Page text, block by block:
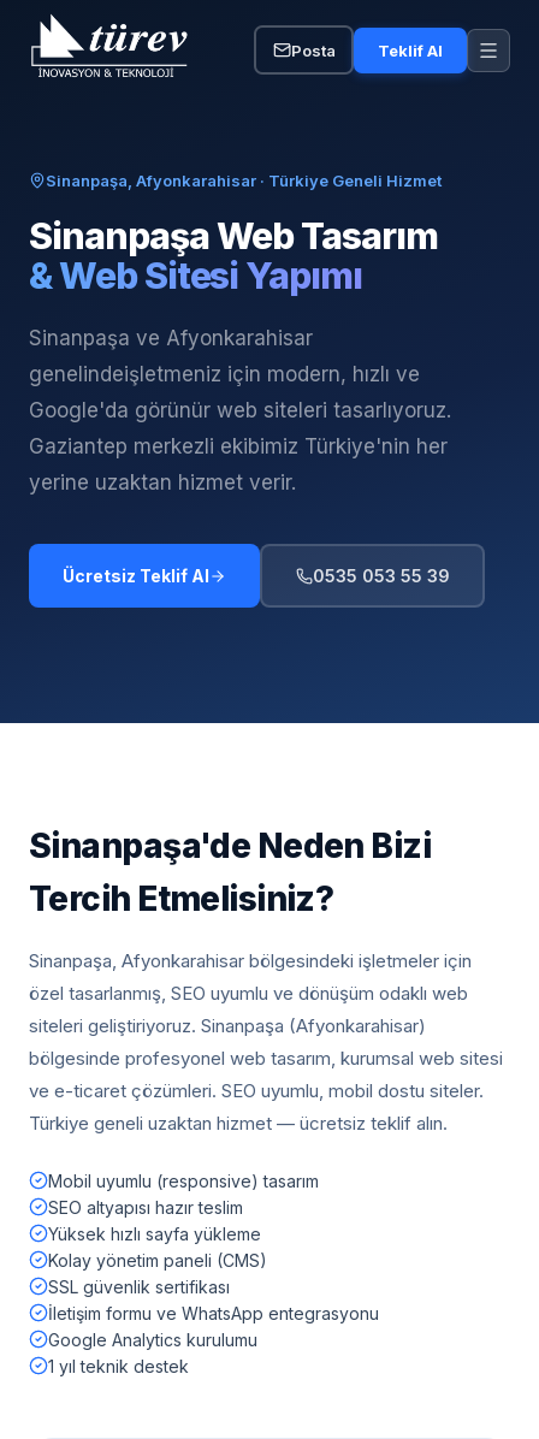
Posta Teklif Al
Sinanpaşa, Afyonkarahisar · Türkiye Geneli Hizmet
SinanpaşaWeb Tasarım
& Web Sitesi Yapımı
Sinanpaşa ve Afyonkarahisar
genelindeişletmeniz için modern, hızlı ve
Google'da görünür web siteleri tasarlıyoruz.
Gaziantep merkezli ekibimiz Türkiye'nin her
yerine uzaktan hizmet verir.
Ücretsiz Teklif Al 0535 053 55 39
Sinanpaşa'de Neden Bizi
Tercih Etmelisiniz?
Sinanpaşa, Afyonkarahisar bölgesindeki işletmeler için
özel tasarlanmış, SEO uyumlu ve dönüşüm odaklı web
siteleri geliştiriyoruz. Sinanpaşa (Afyonkarahisar)
bölgesinde profesyonel web tasarım, kurumsal web sitesi
ve e-ticaret çözümleri. SEO uyumlu, mobil dostu siteler.
Türkiye geneli uzaktan hizmet — ücretsiz teklif alın.
Mobil uyumlu (responsive) tasarım
SEO altyapısı hazır teslim
Yüksek hızlı sayfa yükleme
Kolay yönetim paneli (CMS)
SSL güvenlik sertifikası
İletişim formu ve WhatsApp entegrasyonu
Google Analytics kurulumu
1 yıl teknik destek